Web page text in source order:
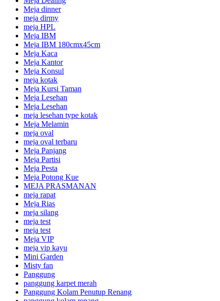
Meja dinner
meja dirmy
meja HPL
Meja IBM
Meja IBM 180cmx45cm
Meja Kaca
Meja Kantor
Meja Konsul
meja kotak
Meja Kursi Taman
Meja Lesehan
Meja Lesehan
meja lesehan type kotak
Meja Melamin
meja oval
meja oval terbaru
Meja Panjang
Meja Partisi
Meja Pesta
Meja Potong Kue
MEJA PRASMANAN
meja rapat
Meja Rias
meja silang
meja test
meja test
Meja VIP
meja vip kayu
Mini Garden
Misty fan
Panggung
panggung karpet merah
Panggung Kolam Penutup Renang